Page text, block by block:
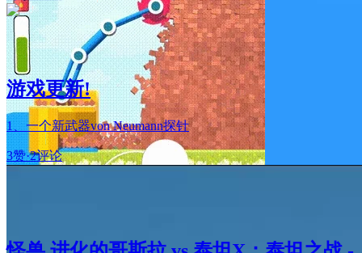
游戏更新!
1、一个新武器von Neumann探针
3赞·2评论